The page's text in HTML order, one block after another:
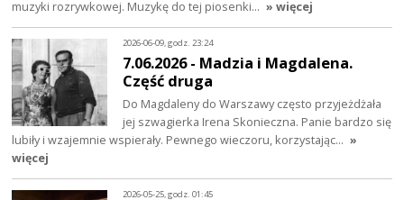
muzyki rozrywkowej. Muzykę do tej piosenki… » więcej
2026-06-09, godz. 23:24
7.06.2026 - Madzia i Magdalena.
Część druga
Do Magdaleny do Warszawy często przyjeżdżała
jej szwagierka Irena Skonieczna. Panie bardzo się
lubiły i wzajemnie wspierały. Pewnego wieczoru, korzystając… »
więcej
2026-05-25, godz. 01:45